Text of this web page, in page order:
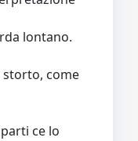
lontano.
storto, come
ce lo